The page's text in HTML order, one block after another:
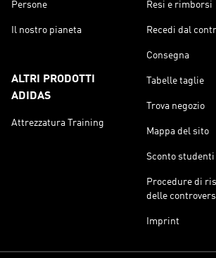
Persone
Il nostro pianeta
ALTRI PRODOTTI
ADIDAS
Attrezzatura Training
Resi e rimborsi
Recedi dal
Consegna
Tabelle taglie
Trova negozio
Mappa del sito
Sconto studenti
Procedure di
delle
Imprint